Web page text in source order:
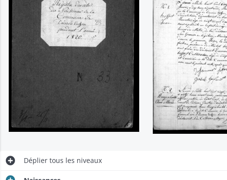
Dépliertous les niveaux